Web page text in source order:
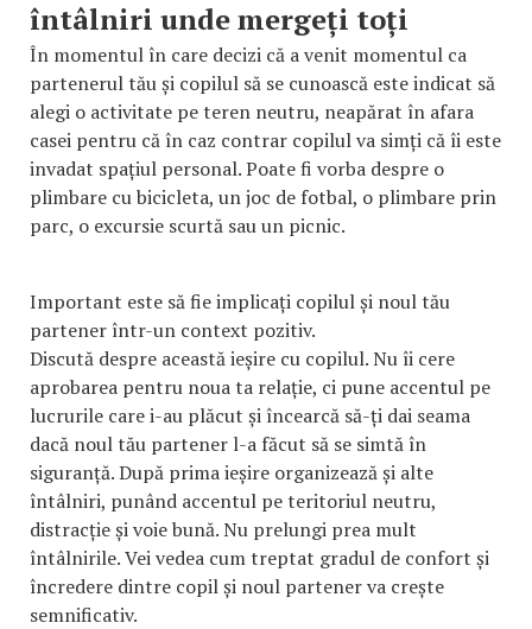
întâlniri unde mergeți toți
În momentul în care decizi că a venit momentul ca
partenerul tău și copilul să se cunoască este indicat să
alegi o activitate pe teren neutru, neapărat în afara
casei pentru că în caz contrar copilul va simți că îi este
invadat spațiul personal. Poate fi vorba despre o
plimbare cu bicicleta, un joc de fotbal, o plimbare prin
parc, o excursie scurtă sau un picnic.
Important este să fie implicați copilul și noul tău
partener într-un context pozitiv.
Discută despre această ieșire cu copilul. Nu îi cere
aprobarea pentru noua ta relație, ci pune accentul pe
lucrurile care i-au plăcut și încearcă să-ți dai seama
dacă noul tău partener l-a făcut să se simtă în
siguranță. După prima ieșire organizează și alte
întâlniri, punând accentul pe teritoriul neutru,
distracție și voie bună. Nu prelungi prea mult
întâlnirile. Vei vedea cum treptat gradul de confort și
încredere dintre copil și noul partener va crește
semnificativ.